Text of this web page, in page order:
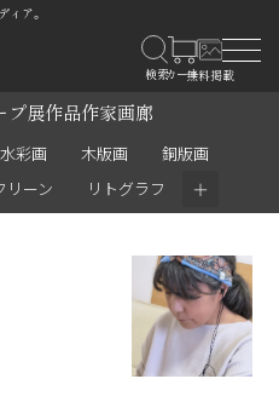
ィア。
プ展作品作家画廊
水彩画 木版画
銅版画
リーン リトグラフ ＋